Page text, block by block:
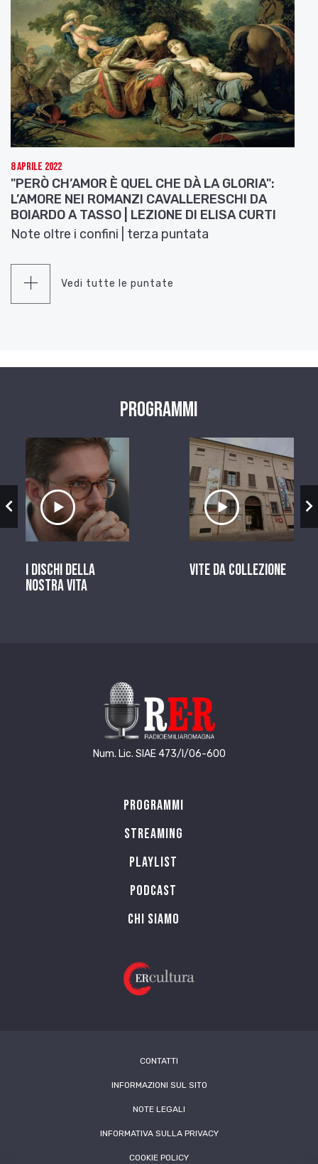
8 Aprile 2022
"PERÒ CH’AMOR È QUEL CHE DÀ LA GLORIA":
L’AMORE NEI ROMANZI CAVALLERESCHI DA
BOIARDO A TASSO | LEZIONE DI ELISA CURTI
Note oltre i confini | terza puntata
Vedi tutte le puntate
Programmi
Ascolta il servizio
I dischi della
nostra vita
Ascolta il
Vite da Collezione
Num. Lic. SIAE 473/I/06-600
Programmi
Streaming
Playlist
PODCAST
Chi siamo
CONTATTI
INFORMAZIONI SUL SITO
NOTE LEGALI
INFORMATIVA SULLA PRIVACY
COOKIE POLICY